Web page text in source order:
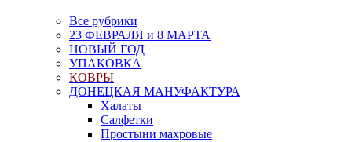
Все рубрики
23 ФЕВРАЛЯ и 8 МАРТА
НОВЫЙ ГОД
УПАКОВКА
КОВРЫ
ДОНЕЦКАЯ МАНУФАКТУРА
Халаты
Салфетки
Простыни махровые